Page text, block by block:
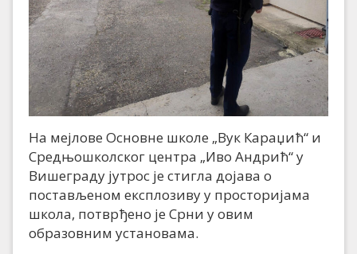
На мејлове Основне школе „Вук Караџић“ и
Средњошколског центра „Иво Андрић“ у
Вишеграду јутрос је стигла дојава о
постављеном експлозиву у просторијама
школа, потврђено је Срни у овим
образовним установама.